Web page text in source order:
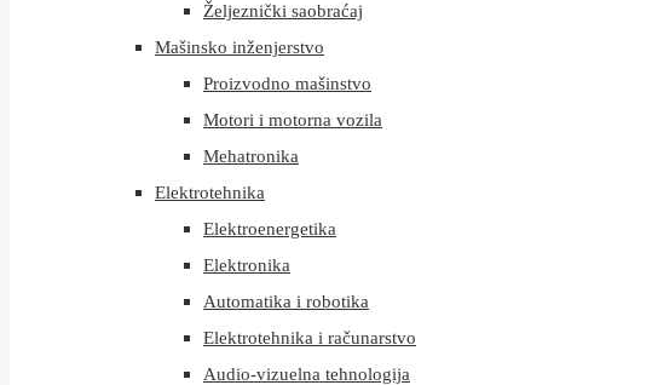
Željeznički saobraćaj
Mašinsko inženjerstvo
Proizvodno mašinstvo
Motori i motorna vozila
Mehatronika
Elektrotehnika
Elektroenergetika
Elektronika
Automatika i robotika
Elektrotehnika i računarstvo
Audio-vizuelna tehnologija